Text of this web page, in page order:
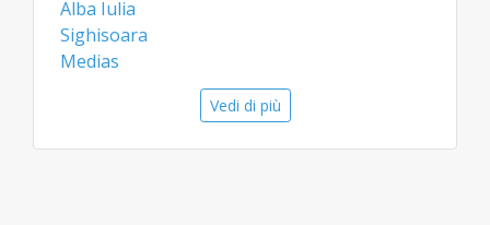
Alba Iulia
Sighisoara
Medias
Vedi di più